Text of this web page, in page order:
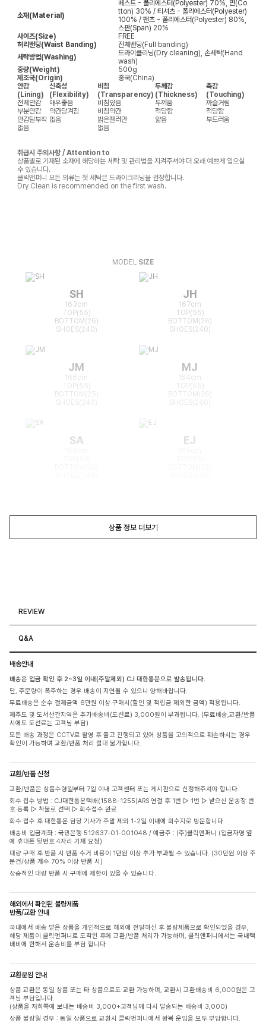
소재(Material)
베스트 - 폴리에스터(Polyester) 70%, 면(Co
tton) 30% / 티셔츠 - 폴리에스터(Polyester)
100% / 팬츠 - 폴리에스터(Polyester) 80%,
스판(Span) 20%
사이즈(Size)
FREE
허리밴딩(Waist Banding)
전체밴딩(Full banding)
세탁방법(Washing)
드라이클리닝(Dry cleaning), 손세탁(Hand
wash)
중량(Weight)
500g
제조국(Origin)
중국(China)
안감
(Lining)
신축성
(Flexibility)
비침
(Transparency)
두께감
(Thickness)
촉감
(Touching)
전체안감
매우좋음 비침있음 두꺼움
까슬거림
부분안감
약간당겨짐 비침약간 적당함
적당함
안감탈부착 없음 밝은컬러만 얇음
부드러움
없음
없음
취급시 주의사항 / Attention to
상품별로 기재된 소재에 해당하는 세탁 및 관리법을 지켜주셔야 더 오래 예쁘게 입으실
수 있습니다.
클릭앤퍼니 모든 의류는 첫 세탁은 드라이크리닝을 권장합니다.
Dry Clean is recommended on the first wash.
MODEL SIZE
SH
163cm
TOP(55)
BOTTOM(26)
SHOES(240)
JH
167cm
TOP(55)
BOTTOM(26)
SHOES(240)
JM
166cm
TOP(55)
BOTTOM(25)
MJ
164cm
TOP(55)
BOTTOM(26)
SA EJ
상품 정보 더보기
REVIEW
Q&A
배송안내
배송은 입금 확인 후 2~3일 이내(주말제외) CJ 대한통운으로 발송됩니다.
단, 주문량이 폭주하는 경우 배송이 지연될 수 있으니 양해바랍니다.
무료배송은 순수 결제금액 6만원 이상 구매시(할인 및 적립금 제외한 금액) 적용됩니다.
제주도 및 도서산간지역은 추가배송비(도선료) 3,000원이 부과됩니다. (무료배송,교환/반품
시에도 도선료는 고객님 부담)
모든 배송 과정은 CCTV로 촬영 후 출고 진행되고 있어 상품을 고의적으로 훼손하시는 경우
확인이 가능하며 교환/반품 처리 절대 불가합니다.
교환/반품 신청
교환/반품은 상품수령일부터 7일 이내 고객센터 또는 게시판으로 신청해주셔야 합니다.
회수 접수 방법 : CJ대한통운택배(1588-1255)ARS 연결 후 1번 ▷ 1번 ▷ 받으신 운송장 번
호 등록 ▷ 착불로 선택 ▷ 회수접수 완료
회수 접수 후 대한통운 담당 기사가 주말 제외 1-2일 이내에 회수지로 방문합니다.
배송비 입금계좌 : 국민은행 512637-01-001048 / 예금주 : (주)클릭앤퍼니 (입금자명 옆
에 휴대폰 뒷번호 4자리 기재 요청)
대량 구매 후 반품 시 반품 수거 비용이 1만원 이상 추가 부과될 수 있습니다. (30만원 이상 주
문건/상품 개수 70% 이상 반품 시)
상습적인 대량 반품 시 구매에 제한이 있을 수 있습니다.
해외에서 확인된 불량제품
반품/교환 안내
국내에서 배송 받은 상품을 개인적으로 해외에 전달하신 후 불량제품으로 확인되었을 경우,
해당 제품이 클릭앤퍼니로 도착된 후에 교환/반품 처리가 가능하며, 클릭앤퍼니에서는 국내택
배비에 한해서 운송비를 부담 합니다
교환운임 안내
상품 교환은 동일 상품 또는 타 상품으로도 교환 가능하며, 교환시 교환배송비 6,000원은 고
객님 부담입니다.
(상품을 저희쪽에 보내는 배송비 3,000+고객님께 다시 발송되는 배송비 3,000)
상품 불량일 경우 : 동일 상품으로 교환시 클릭앤퍼니에서 왕복 운임을 모두 부담합니다.